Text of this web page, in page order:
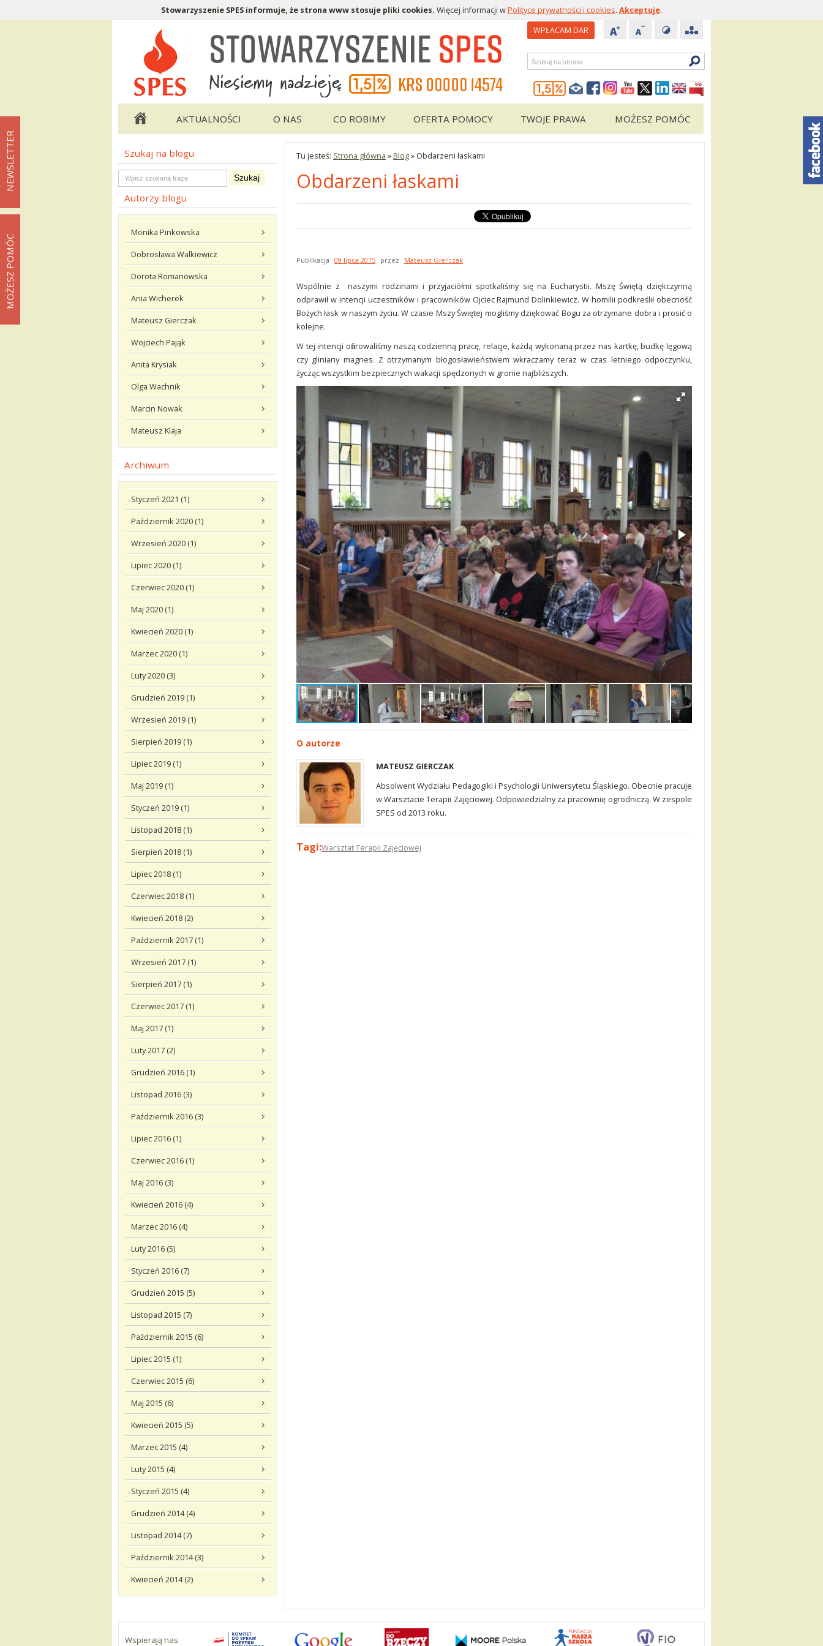
Stowarzyszenie SPES informuje, że strona www stosuje pliki cookies. Więcej informacji wPolityce prywatności i cookies. Akceptuje.
Menu pomocnicze
WPŁACAM DAR
Wyszukiwarka
Menu główne
AKTUALNOŚCI O NAS CO ROBIMY OFERTA POMOCY TWOJE PRAWA MOŻESZ POMÓC
Menu podstrony Blog
Szukaj na blogu
Szukaj na blogu
Autorzy blogu
Monika Pinkowska
Dobrosława Walkiewicz
Dorota Romanowska
Ania Wicherek
Mateusz Gierczak
Wojciech Pająk
Anita Krysiak
Olga Wachnik
Marcin Nowak
Mateusz Klaja
Archiwum
Styczeń 2021 (1)
Październik 2020 (1)
Wrzesień 2020 (1)
Lipiec 2020 (1)
Czerwiec 2020 (1)
Maj 2020 (1)
Kwiecień 2020 (1)
Marzec 2020 (1)
Luty 2020 (3)
Grudzień 2019 (1)
Wrzesień 2019 (1)
Sierpień 2019 (1)
Lipiec 2019 (1)
Maj 2019 (1)
Styczeń 2019 (1)
Listopad 2018 (1)
Sierpień 2018 (1)
Lipiec 2018 (1)
Czerwiec 2018 (1)
Kwiecień 2018 (2)
Październik 2017 (1)
Wrzesień 2017 (1)
Sierpień 2017 (1)
Czerwiec 2017 (1)
Maj 2017 (1)
Luty 2017 (2)
Grudzień 2016 (1)
Listopad 2016 (3)
Październik 2016 (3)
Lipiec 2016 (1)
Czerwiec 2016 (1)
Maj 2016 (3)
Kwiecień 2016 (4)
Marzec 2016 (4)
Luty 2016 (5)
Styczeń 2016 (7)
Grudzień 2015 (5)
Listopad 2015 (7)
Październik 2015 (6)
Lipiec 2015 (1)
Czerwiec 2015 (6)
Maj 2015 (6)
Kwiecień 2015 (5)
Marzec 2015 (4)
Luty 2015 (4)
Styczeń 2015 (4)
Grudzień 2014 (4)
Listopad 2014 (7)
Październik 2014 (3)
Kwiecień 2014 (2)
Tu jesteś: Strona główna » Blog» Obdarzeni łaskami
Obdarzeni łaskami
Publikacja 09 lipca 2015 przez Mateusz Gierczak
Wspólnie z naszymi rodzinami i przyjaciółmi spotkaliśmy się na Eucharystii. Mszę Świętą dziękczynną
odprawił w intencji uczestników i pracowników Ojciec Rajmund Dolinkiewicz. W homilii podkreślił obecność
Bożych łask w naszym życiu. W czasie Mszy Świętej mogliśmy dziękować Bogu za otrzymane dobra i prosić o
kolejne.
W tej intencji ofiarowaliśmy naszą codzienną pracę, relacje, każdą wykonaną przez nas kartkę, budkę lęgową
czy gliniany magnes. Z otrzymanym błogosławieństwem wkraczamy teraz w czas letniego odpoczynku,
życząc wszystkim bezpiecznych wakacji spędzonych w gronie najbliższych.
O autorze
MATEUSZ GIERCZAK
Absolwent Wydziału Pedagogiki i Psychologii Uniwersytetu Śląskiego. Obecnie pracuje
w Warsztacie Terapii Zajęciowej. Odpowiedzialny za pracownię ogrodniczą. W zespole
SPES od 2013 roku.
Tagi:Warsztat Terapii Zajęciowej
Wspierają nas
NEWSLETTER
MOŻESZ POMÓC